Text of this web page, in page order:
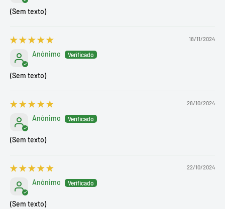
(Sem texto)
18/11/2024
Anónimo
(Sem texto)
28/10/2024
Anónimo
(Sem texto)
22/10/2024
Anónimo
(Sem texto)